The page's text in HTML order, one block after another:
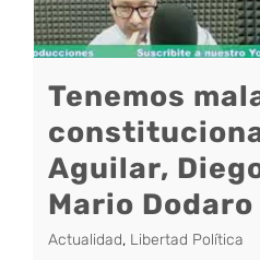
Tenemos
Aguilar,
Mario Dodaro
Actualidad, Libertad Política